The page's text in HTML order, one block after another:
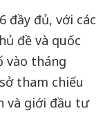
đầy đủ, với các
đề và quốc
vào tháng
tham chiếu
và giới đầu tư